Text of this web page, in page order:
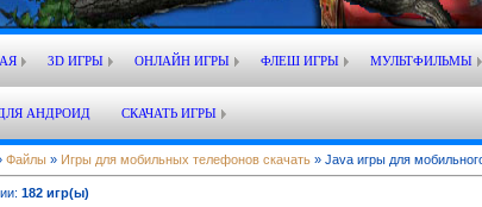
3D ИГРЫ ОНЛАЙН ИГРЫ ФЛЕШ ИГРЫ МУЛЬТФИЛЬМЫ
АНДРОИД СКАЧАТЬ ИГРЫ
Файлы » Игры для мобильных телефонов скачать » Java игры для
: 182 игр(ы)